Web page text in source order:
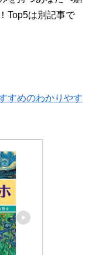
Top5は別記事で
すめのわかりやす